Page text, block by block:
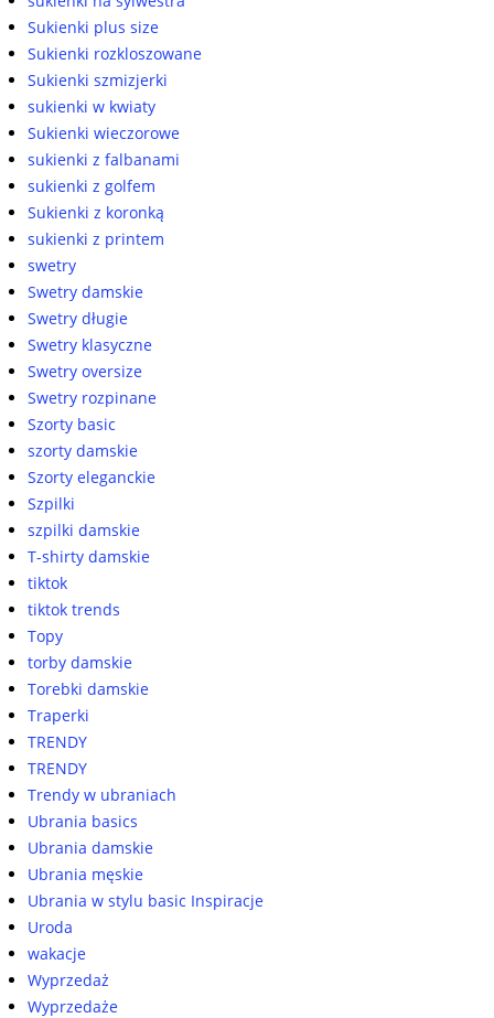
Sukienki plus size
Sukienki rozkloszowane
Sukienki szmizjerki
sukienki w kwiaty
Sukienki wieczorowe
sukienki z falbanami
sukienki z golfem
Sukienki z koronką
sukienki z printem
swetry
Swetry damskie
Swetry długie
Swetry klasyczne
Swetry oversize
Swetry rozpinane
Szorty basic
szorty damskie
Szorty eleganckie
Szpilki
szpilki damskie
T-shirty damskie
tiktok
tiktok trends
Topy
torby damskie
Torebki damskie
Traperki
TRENDY
TRENDY
Trendy w ubraniach
Ubrania basics
Ubrania damskie
Ubrania męskie
Ubrania w stylu basic Inspiracje
Uroda
wakacje
Wyprzedaż
Wyprzedaże